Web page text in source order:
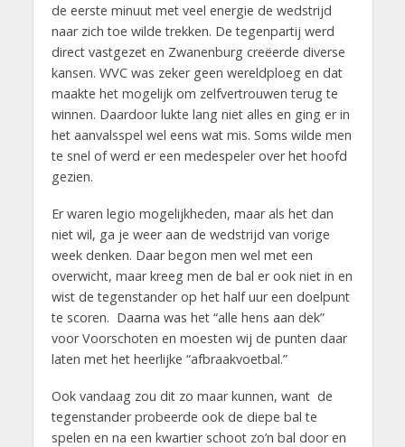
de eerste minuut met veel energie de wedstrijd
naar zich toe wilde trekken. De tegenpartij werd
direct vastgezet en Zwanenburg creëerde diverse
kansen. WVC was zeker geen wereldploeg en dat
maakte het mogelijk om zelfvertrouwen terug te
winnen. Daardoor lukte lang niet alles en ging er in
het aanvalsspel wel eens wat mis. Soms wilde men
te snel of werd er een medespeler over het hoofd
gezien.
Er waren legio mogelijkheden, maar als het dan
niet wil, ga je weer aan de wedstrijd van vorige
week denken. Daar begon men wel met een
overwicht, maar kreeg men de bal er ook niet in en
wist de tegenstander op het half uur een doelpunt
te scoren. Daarna was het “alle hens aan dek”
voor Voorschoten en moesten wij de punten daar
laten met het heerlijke “afbraakvoetbal.”
Ook vandaag zou dit zo maar kunnen, want de
tegenstander probeerde ook de diepe bal te
spelen en na een kwartier schoot zo’n bal door en